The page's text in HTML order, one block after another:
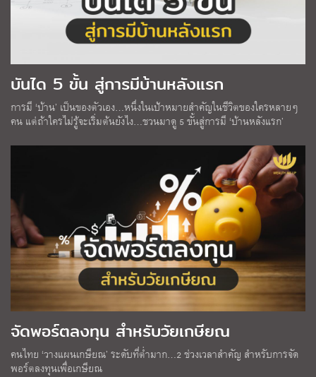
บันได 5 ขั้น สู่การมีบ้านหลังแรก
การมี ‘บ้าน’ เป็นของตัวเอง…หนึ่งในเป้าหมายสำคัญในชีวิตของใครหลายๆ
คน แต่ถ้าใครไม่รู้จะเริ่มต้นยังไง…ชวนมาดู 5 ขั้นสู่การมี ‘บ้านหลังแรก’
จัดพอร์ตลงทุน สำหรับวัยเกษียณ
คนไทย ‘วางแผนเกษียณ’ ระดับที่ต่ำมาก…2 ช่วงเวลาสำคัญ สำหรับการจัด
พอร์ตลงทุนเพื่อเกษียณ